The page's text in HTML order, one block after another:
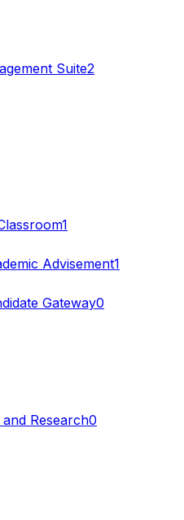
Suite2
1
Advisement1
Gateway0
Research0